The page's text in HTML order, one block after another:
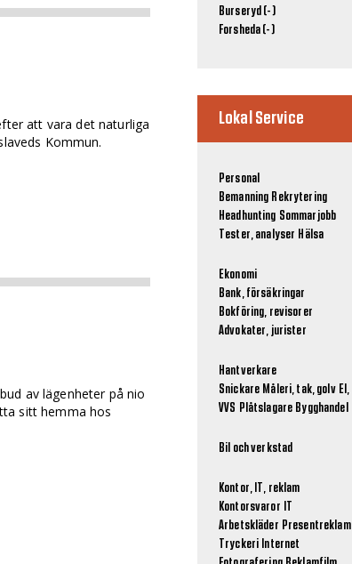
att vara det naturliga
Kommun.
av lägenheter på nio
sitt hemma hos
Burseryd (-)
Forsheda (-)
Lokal Service
Personal
Bemanning Rekrytering
Headhunting Sommarjobb
Tester, analyser Hälsa
Ekonomi
Bank, försäkringar
Bokföring, revisorer
Advokater, jurister
Hantverkare
Snickare Måleri, tak, golv El,
VVS Plåtslagare Bygghandel
Bil och verkstad
Kontor, IT, reklam
Kontorsvaror
Arbetskläder Presentreklam
Tryckeri Internet